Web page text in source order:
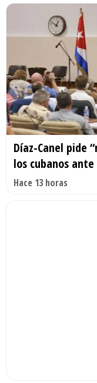
Díaz-Canel pide
los cubanos
Hace 13 horas